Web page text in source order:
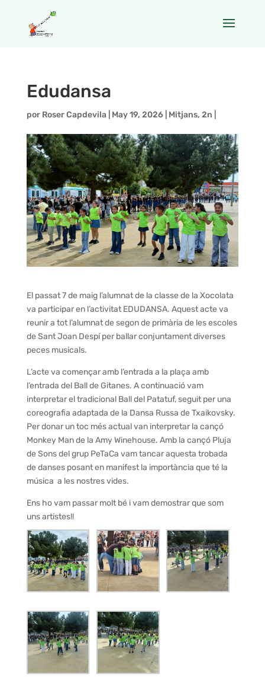
Edudansa
por Roser Capdevila May 19, 2026| Mitjans, 2n
El passat 7 de maig l’alumnat de la classe de la Xocolata
va participar en l’activitat EDUDANSA. Aquest acte va
reunir a tot l’alumnat de segon de primària de les escoles
de Sant Joan Despí per ballar conjuntament diverses
peces musicals.
L’acte va començar amb l’entrada a la plaça amb
l’entrada del Ball de Gitanes. A continuació vam
interpretar el tradicional Ball del Patatuf, seguit per una
coreografia adaptada de la Dansa Russa de Txaikovsky.
Per donar un toc més actual van interpretar la cançó
Monkey Man de la Amy Winehouse. Amb la cançó Pluja
de Sons del grup PeTaCa vam tancar aquesta trobada
de danses posant en manifest la importància que té la
música a les nostres vides.
Ens ho vam passar molt bé i vam demostrar que som
uns artistes!!